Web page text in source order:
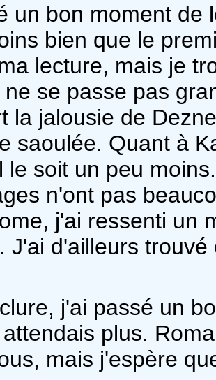
un bon moment de
bien que le
lecture, mais je
se passe pas
la jalousie de
saoulée. Quant à
le soit un peu
n'ont pas
j'ai ressenti un
J'ai d'ailleurs
j'ai passé un
plus.
mais j'espère